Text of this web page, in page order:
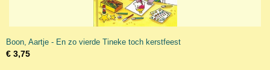
Boon, Aartje - En zo vierde Tineke toch kerstfeest
€ 3,75